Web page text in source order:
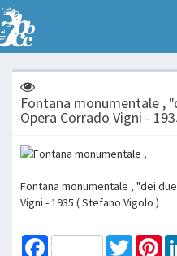
Fontana monumentale ,
Opera Corrado Vigni -
Fontana monumentale , "dei
Vigni - 1935 ( Stefano Vigolo )
Facebook Twitter